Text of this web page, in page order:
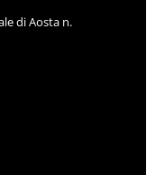
di Aosta n.